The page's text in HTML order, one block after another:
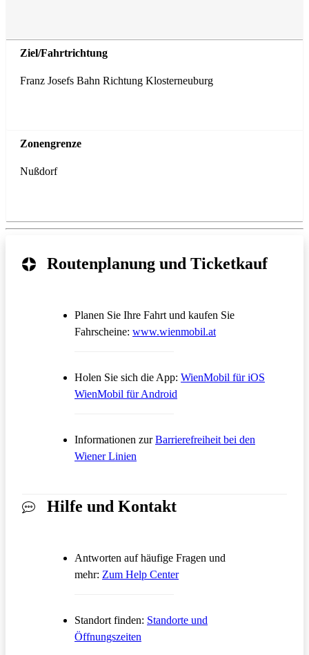
Franz Josefs Bahn Richtung Klosterneuburg
Nußdorf
Routenplanung und Ticketkauf
Planen Sie Ihre Fahrt und kaufen Sie
Fahrscheine: www.wienmobil.atÖffnet in einem
Holen Sie sich die App: WienMobil für iOS
WienMobil für Android
Informationen zurBarrierefreiheit bei den
Wiener Linien
Hilfe und Kontakt
Antworten auf häufige Fragen und
mehr: Zum Help CenterÖffnet in einem neuen Tab
Standort finden: Standorte und
Öffnungszeiten